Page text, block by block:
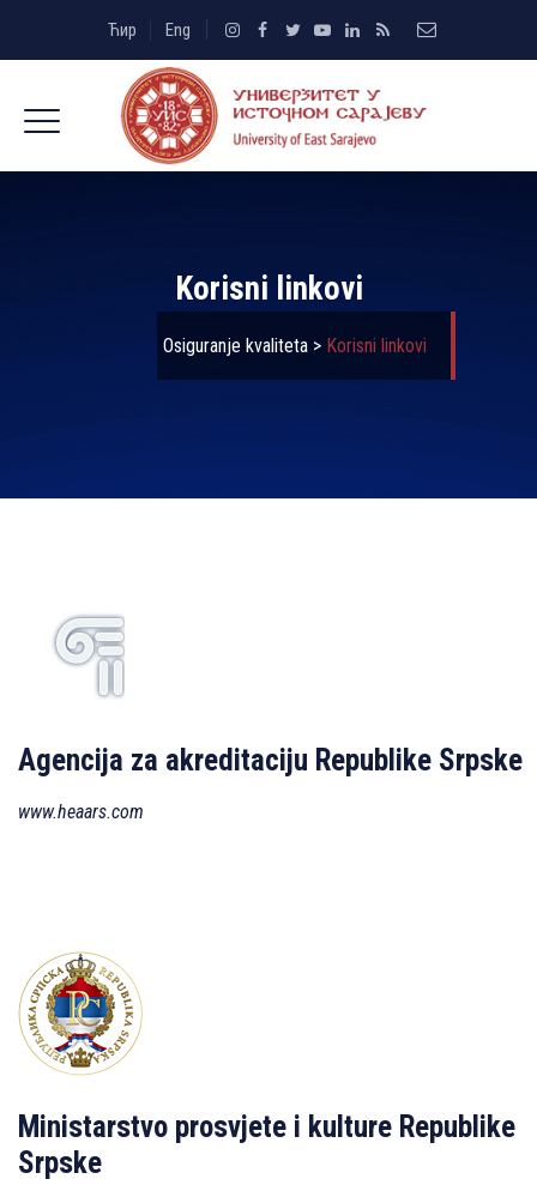
Ћир Eng
Korisni linkovi
Osiguranje kvaliteta> Korisni linkovi
Agencija za akreditaciju Republike Srpske
www.heaars.com
Ministarstvo prosvjete i kulture Republike
Srpske